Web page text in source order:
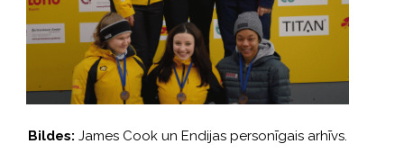
Bildes: James Cook un Endijas personīgais arhīvs.